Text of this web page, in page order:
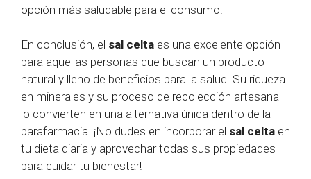
opción más saludable para el consumo.
En conclusión, el sal celta es una excelente opción
para aquellas personas que buscan un producto
natural y lleno de beneficios para la salud. Su riqueza
en minerales y su proceso de recolección artesanal
lo convierten en una alternativa única dentro de la
parafarmacia. ¡No dudes en incorporar el sal celta en
tu dieta diaria y aprovechar todas sus propiedades
para cuidar tu bienestar!